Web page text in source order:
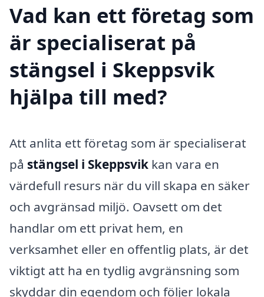
Vad kan ett företag som
är specialiserat på
stängsel i Skeppsvik
hjälpa till med?
Att anlita ett företag som är specialiserat
på stängsel i Skeppsvik kan vara en
värdefull resurs när du vill skapa en säker
och avgränsad miljö. Oavsett om det
handlar om ett privat hem, en
verksamhet eller en offentlig plats, är det
viktigt att ha en tydlig avgränsning som
skyddar din egendom och följer lokala